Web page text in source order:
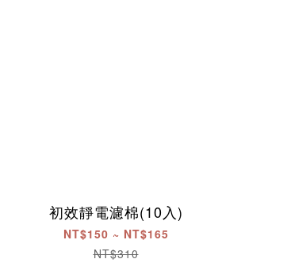
初效靜電濾棉(10入)
NT$150 ~ NT$165
NT$310